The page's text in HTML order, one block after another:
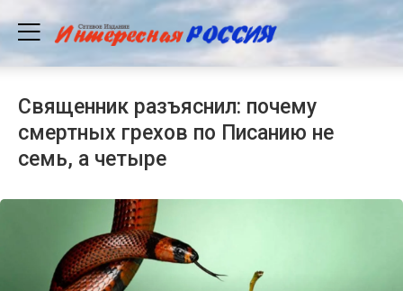
Священник разъяснил: почему
смертных грехов по Писанию не
семь, а четыре